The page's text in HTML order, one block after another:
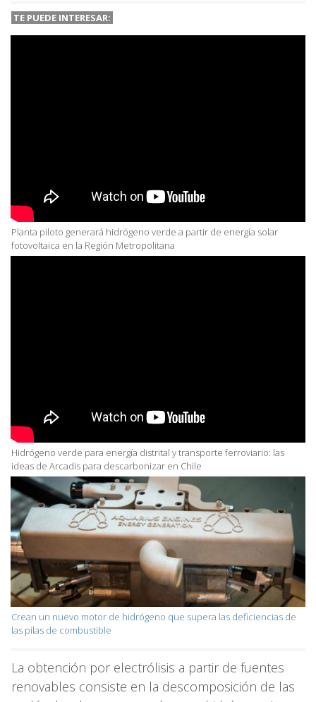
TE PUEDE INTERESAR:
Planta piloto generará hidrógeno verde a partir de energía solar
fotovoltaica en la Región Metropolitana
Hidrógeno verde para energía distrital y transporte ferroviario: las
ideas de Arcadis para descarbonizar en Chile
Crean un nuevo motor de hidrógeno que supera las deficiencias de
las pilas de combustible
La obtención por electrólisis a partir de fuentes
renovables consiste en la descomposición de las